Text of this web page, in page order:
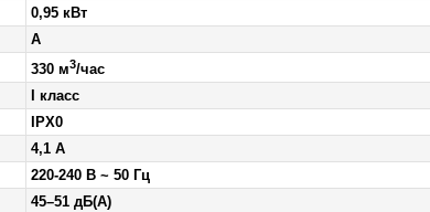
0,95 кВт
A
330 м3/час
I класс
IPX0
4,1 А
220-240 В ~ 50 Гц
45–51 дБ(А)